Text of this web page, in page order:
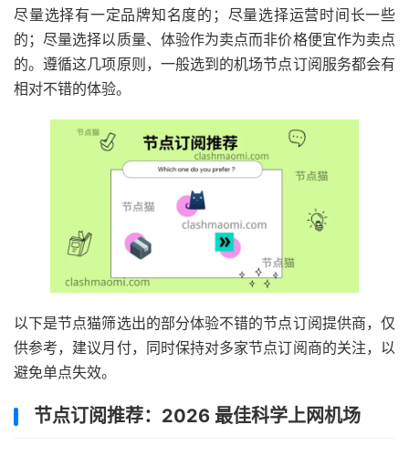
尽量选择有一定品牌知名度的；尽量选择运营时间长一些
的；尽量选择以质量、体验作为卖点而非价格便宜作为卖点
的。遵循这几项原则，一般选到的机场节点订阅服务都会有
相对不错的体验。
以下是节点猫筛选出的部分体验不错的节点订阅提供商，仅
供参考，建议月付，同时保持对多家节点订阅商的关注，以
避免单点失效。
节点订阅推荐：2026 最佳科学上网机场